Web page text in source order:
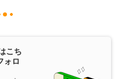
こち
ォロ